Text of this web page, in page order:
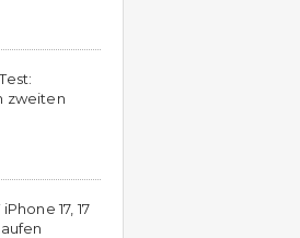
zweiten
17, 17